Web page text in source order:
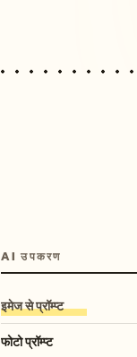
AI उपकरण
इमेज से प्रॉम्प्ट
फोटो प्रॉम्प्ट